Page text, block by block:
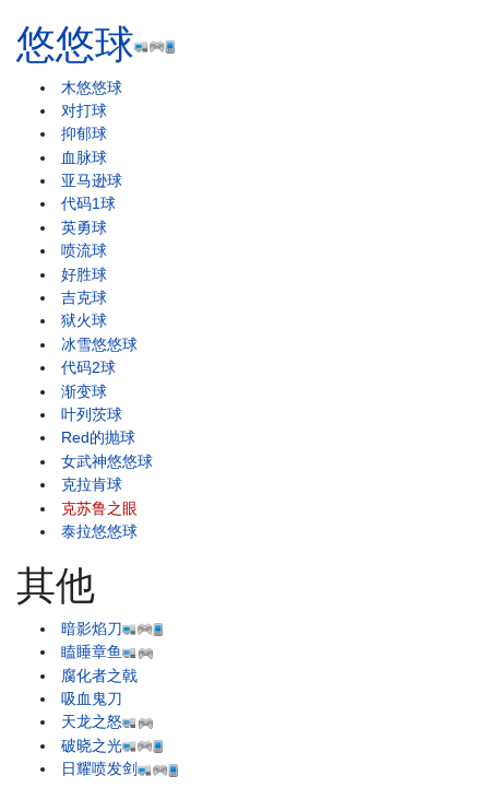
悠悠球
木悠悠球
对打球
抑郁球
血脉球
亚马逊球
代码1球
英勇球
喷流球
好胜球
吉克球
狱火球
冰雪悠悠球
代码2球
渐变球
叶列茨球
Red的抛球
女武神悠悠球
克拉肯球
克苏鲁之眼
泰拉悠悠球
其他
暗影焰刀
瞌睡章鱼
腐化者之戟
吸血鬼刀
天龙之怒
破晓之光
日耀喷发剑